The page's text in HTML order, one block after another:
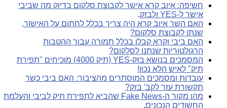
חשיפה: איוב קרא אישר לקבוצת סלקום בדיוק מה שביבי
אישר ל-YES ולבזק
.
האם השר איוב קרא היה צריך בכלל לחתום על האישור,
שנתן לקבוצת סלקום?
האם ביבי וקרא קבלו בכלל תמורה עבור ההטבות
הרגולטוריות שנתנו לסלקום?
המסמכים בנושא בזק-YES (תיק 4000) מוכיחים "תפירת
תיק" לאיש הלא נכון!
עובדות ומסמכים המוסתרים מהציבור: האם ביבי כשר
תקשורת עזר לקב' בזק?
מהו מקור ה-Fake News שהביא לתפירת תיק לביבי והעלמת
החשודים הנכונים.